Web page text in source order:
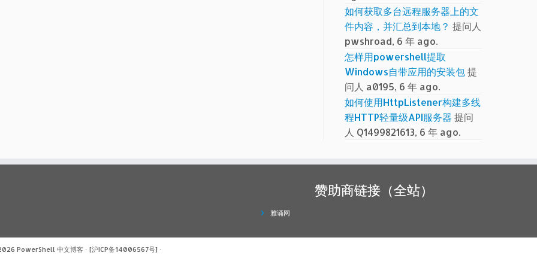
如何获取多台远程服务器上的文
件内容，并汇总到本地？ 提问人
pwshroad, 6 年 ago.
怎样用powershell提取
Windows自带应用的安装包提
问人 a0195, 6 年 ago.
如何使用HttpListener构建多线
程HTTP轻量级API服务器 提问
人 Q1499821613, 6 年 ago.
赞助商链接（全站）
雅诵网
PowerShell 中文博客 · [沪ICP备14006567号] ·